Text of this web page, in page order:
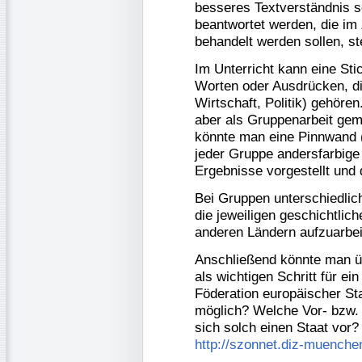
besseres Textverständnis
beantwortet werden, die
behandelt werden sollen,
Im Unterricht kann eine
Worten oder Ausdrücken,
Wirtschaft, Politik)
aber als Gruppenarbeit
könnte man eine
jeder Gruppe
Ergebnisse vorgestellt und
Bei Gruppen
die jeweiligen
anderen Ländern
Anschließend könnte man
als wichtigen Schritt für
Föderation europäischer
möglich? Welche Vor-
sich solch einen Staat
http://szonnet.diz-